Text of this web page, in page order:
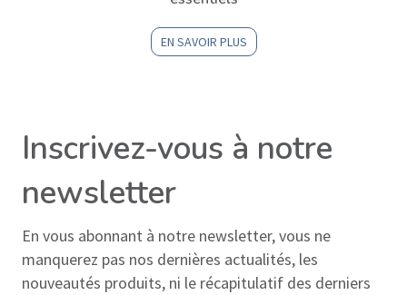
EN SAVOIR PLUS
Inscrivez-vous à notre
newsletter
En vous abonnant à notre newsletter, vous ne
manquerez pas nos dernières actualités, les
nouveautés produits, ni le récapitulatif des derniers